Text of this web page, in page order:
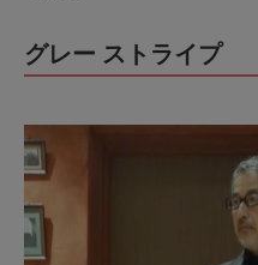
グレー ストライプ